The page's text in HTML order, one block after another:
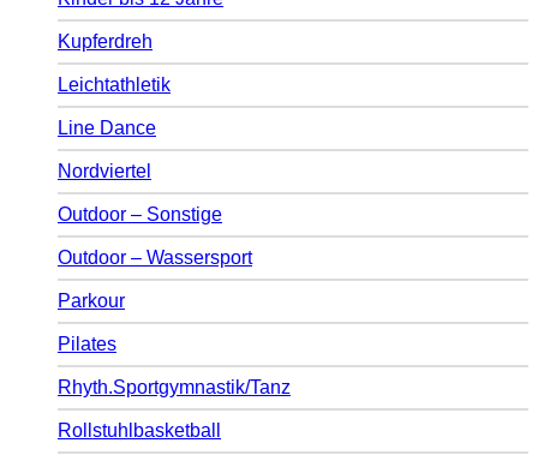
Kupferdreh
Leichtathletik
Line Dance
Nordviertel
Outdoor – Sonstige
Outdoor – Wassersport
Parkour
Pilates
Rhyth.Sportgymnastik/Tanz
Rollstuhlbasketball